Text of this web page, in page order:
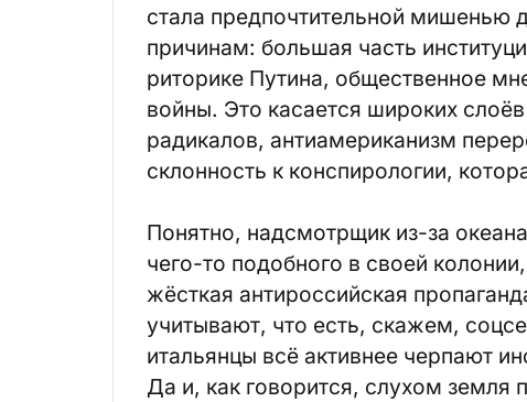
стала предпочтительной мишенью
причинам: большая часть
риторике Путина, общественное
войны. Это касается широких
радикалов, антиамериканизм
склонность к конспирологии,
Понятно, надсмотрщик из-за
чего-то подобного в своей
жёсткая антироссийская
учитывают, что есть, скажем,
итальянцы всё активнее черпают
Да и, как говорится, слухом земля